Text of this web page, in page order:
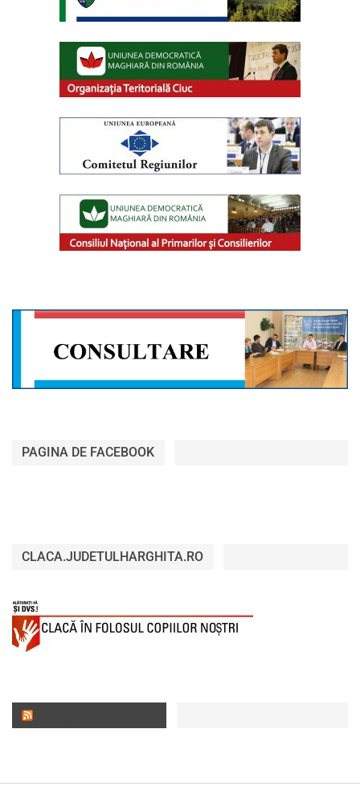
PAGINA DE FACEBOOK
CLACA.JUDETULHARGHITA.RO